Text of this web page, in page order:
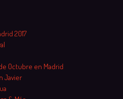
2017
de Octubre en Madrid
Javier